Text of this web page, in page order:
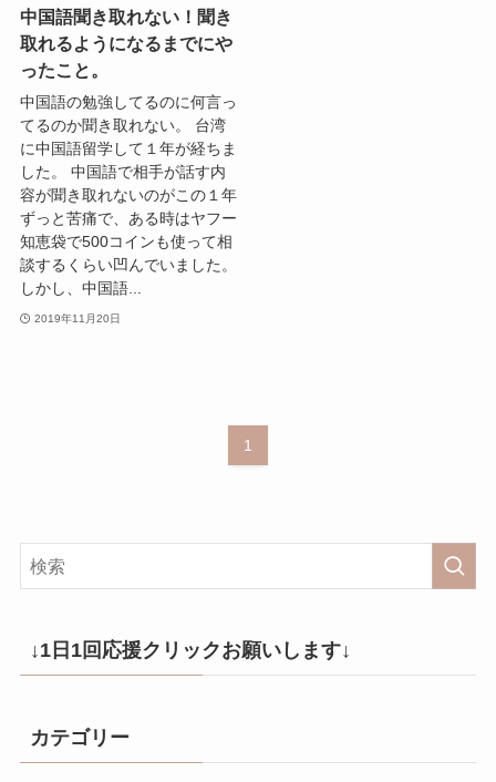
中国語聞き取れない！聞き
取れるようになるまでにや
ったこと。
中国語の勉強してるのに何言っ
てるのか聞き取れない。 台湾
に中国語留学して１年が経ちま
した。 中国語で相手が話す内
容が聞き取れないのがこの１年
ずっと苦痛で、ある時はヤフー
知恵袋で500コインも使って相
談するくらい凹んでいました。
しかし、中国語...
2019年11月20日
1
↓1日1回応援クリックお願いします↓
カテゴリー